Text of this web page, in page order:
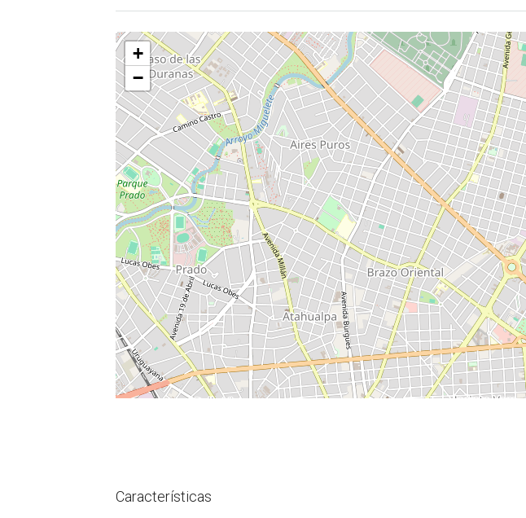
+
−
Características